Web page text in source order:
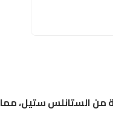
الستانلس ستيل، مما